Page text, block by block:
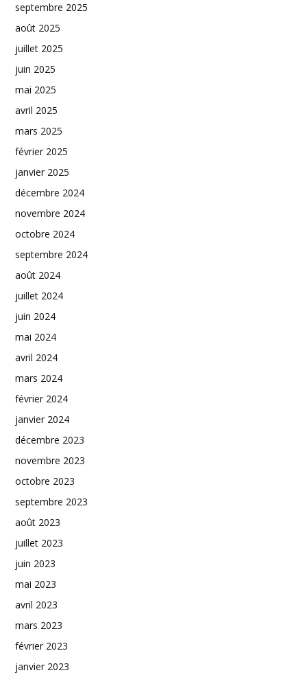
septembre 2025
août 2025
juillet 2025
juin 2025
mai 2025
avril 2025
mars 2025
février 2025
janvier 2025
décembre 2024
novembre 2024
octobre 2024
septembre 2024
août 2024
juillet 2024
juin 2024
mai 2024
avril 2024
mars 2024
février 2024
janvier 2024
décembre 2023
novembre 2023
octobre 2023
septembre 2023
août 2023
juillet 2023
juin 2023
mai 2023
avril 2023
mars 2023
février 2023
janvier 2023